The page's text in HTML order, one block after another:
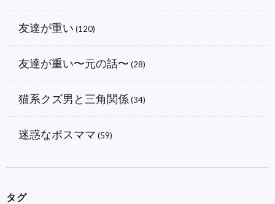
友達が重い (120)
友達が重い〜元の話〜 (28)
猫系クズ男と三角関係 (34)
迷惑なボスママ (59)
タグ